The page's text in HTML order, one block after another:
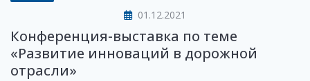
01.12.2021
Конференция-выставка по теме
«Развитие инноваций в дорожной
отрасли»